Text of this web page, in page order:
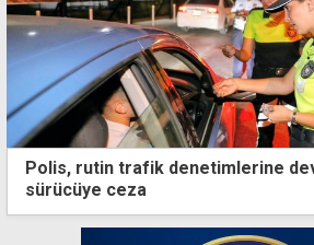
Polis, rutin trafik denetimlerine
sürücüye ceza